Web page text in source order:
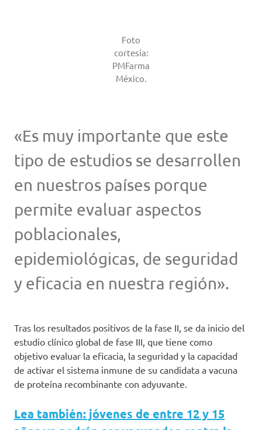
Foto
cortesía:
PMFarma
México.
«Es muy importante que este
tipo de estudios se desarrollen
en nuestros países porque
permite evaluar aspectos
poblacionales,
epidemiológicas, de seguridad
y eficacia en nuestra región».
Tras los resultados positivos de la fase II, se da inicio del
estudio clínico global de fase III, que tiene como
objetivo evaluar la eficacia, la seguridad y la capacidad
de activar el sistema inmune de su candidata a vacuna
de proteína recombinante con adyuvante.
Lea también: jóvenes de entre 12 y 15